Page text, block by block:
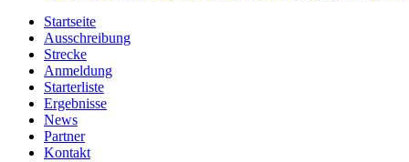
Startseite
Ausschreibung
Strecke
Anmeldung
Starterliste
Ergebnisse
News
Partner
Kontakt